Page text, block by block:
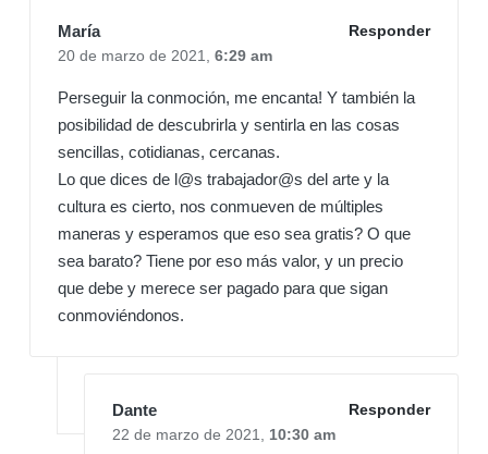
María
Responder
20 de marzo de 2021, 6:29 am
Perseguir la conmoción, me encanta! Y también la
posibilidad de descubrirla y sentirla en las cosas
sencillas, cotidianas, cercanas.
Lo que dices de l@s trabajador@s del arte y la
cultura es cierto, nos conmueven de múltiples
maneras y esperamos que eso sea gratis? O que
sea barato? Tiene por eso más valor, y un precio
que debe y merece ser pagado para que sigan
conmoviéndonos.
Dante
Responder
22 de marzo de 2021, 10:30 am